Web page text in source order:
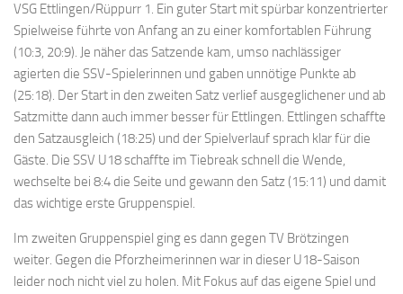
VSG Ettlingen/Rüppurr 1. Ein guter Start mit spürbar konzentrierter
Spielweise führte von Anfang an zu einer komfortablen Führung
(10:3, 20:9). Je näher das Satzende kam, umso nachlässiger
agierten die SSV-Spielerinnen und gaben unnötige Punkte ab
(25:18). Der Start in den zweiten Satz verlief ausgeglichener und ab
Satzmitte dann auch immer besser für Ettlingen. Ettlingen schaffte
den Satzausgleich (18:25) und der Spielverlauf sprach klar für die
Gäste. Die SSV U18 schaffte im Tiebreak schnell die Wende,
wechselte bei 8:4 die Seite und gewann den Satz (15:11) und damit
das wichtige erste Gruppenspiel.
Im zweiten Gruppenspiel ging es dann gegen TV Brötzingen
weiter. Gegen die Pforzheimerinnen war in dieser U18-Saison
leider noch nicht viel zu holen. Mit Fokus auf das eigene Spiel und